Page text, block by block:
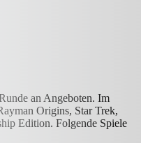
an Angeboten. Im
Origins, Star Trek,
Edition. Folgende Spiele